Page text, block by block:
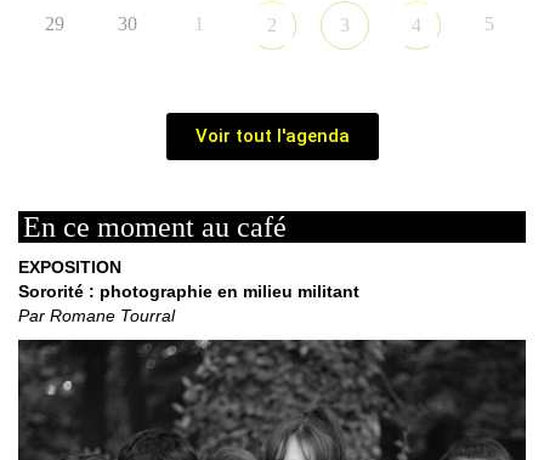
29 30 1 2 3 4 5
Voir tout l'agenda
En ce moment au café
EXPOSITION
Sororité : photographie en milieu militant
Par Romane Tourral